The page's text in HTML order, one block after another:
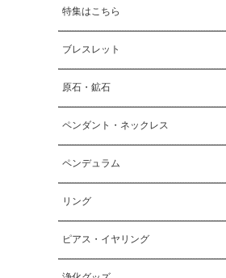
特集はこちら
ブレスレット
原石・鉱石
ペンダント・ネックレス
ペンデュラム
リング
ピアス・イヤリング